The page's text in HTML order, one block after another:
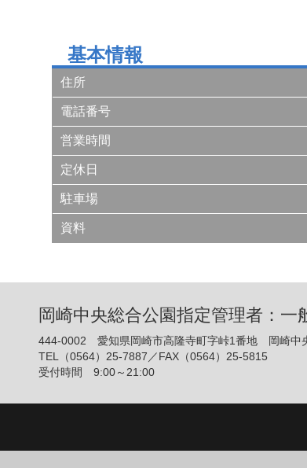
基本情報
住所
電話番号
営業時間
定休日
駐車場
資料
岡崎中央総合公園指定管理者：
444-0002 愛知県岡崎市高隆寺町字峠1番地 岡崎中
TEL（0564）25-7887／FAX（0564）25-5815
受付時間 9:00～21:00